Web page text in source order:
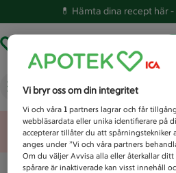
💊 Hämta dina recept här -
Vad letar du efter idag?
Unknown
Vi bryr oss om din integritet
Vi och våra1 partners lagrar och får
webbläsardata eller unika identifierare på
accepterar tillåter du att spårningstekniker
anges under ”Vi och våra partners
Om du väljer Avvisa alla eller återkallar ditt
spårare är inaktiverade kan visst innehåll